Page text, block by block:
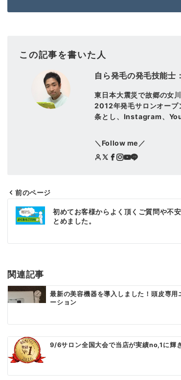
この記事を書いた人
自ら発毛の発毛技能士
東日本大震災で故郷の女
2012年発毛サロンオープ
条とし、Instagram、
＼Follow me／
投
稿
ゲ
ー
シ
ョ
ン
前のページ
初めてお客様からよく頂くご質問や不
とめました。
関連記事
最新の美容機器を導入しました！頭皮専用
ーション
9/6サロン全国大会で当店が実績no,1に輝